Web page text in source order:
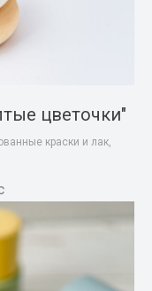
цветочки"
краски и лак,